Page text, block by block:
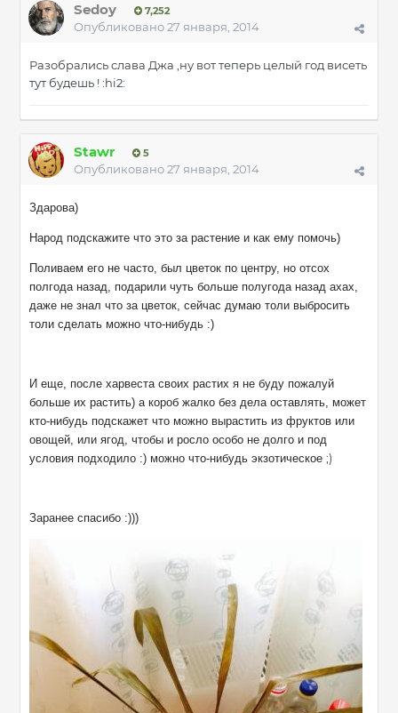
Sedoy 7,252
Опубликовано27 января, 2014
Разобрались слава Джа ,ну вот теперь целый год висеть
тут будешь ! :hi2:
Stawr 5
Опубликовано27 января, 2014
Здарова)
Народ подскажите что это за растение и как ему помочь)
Поливаем его не часто, был цветок по центру, но отсох
полгода назад, подарили чуть больше полугода назад ахах,
даже не знал что за цветок, сейчас думаю толи выбросить
толи сделать можно что-нибудь :)
И еще, после харвеста своих растих я не буду пожалуй
больше их растить) а короб жалко без дела оставлять, может
кто-нибудь подскажет что можно вырастить из фруктов или
овощей, или ягод, чтобы и росло особо не долго и под
условия подходило :) можно что-нибудь экзотическое ;)
Заранее спасибо :)))